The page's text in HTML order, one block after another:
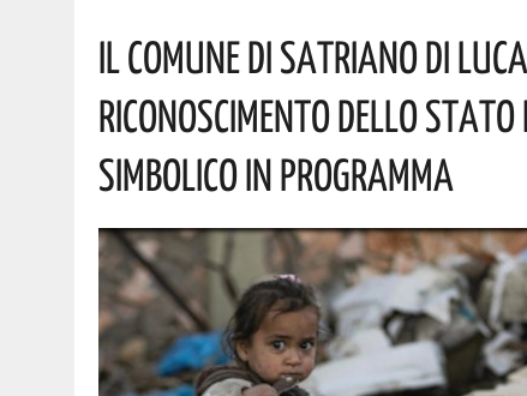
6 AGOSTO 2026 | POTENZA, PER IL GRAVE INCENDIO IN PROVINCIA CARABINIERI FORESTALI
6 AGOSTO 2026 | A BRIENZA ARRIVA LA SAGRA DELLA PATATELLA ACCOMPAGNATA DA
Il Comune Di Satriano Di
Riconoscimento Dello Stato
Simbolico In Programma